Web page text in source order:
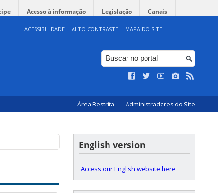
Acesso à informação Legislação Canais
ACESSIBILIDADE ALTO CONTRASTE MAPA DO SITE
Área Restrita Administradores do Site
English version
Access our English website here